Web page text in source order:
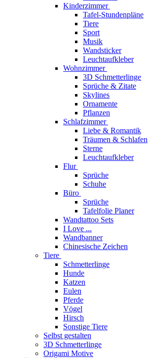
Kinderzimmer
Tafel-Stundenpläne
Tiere
Sport
Musik
Wandsticker
Leuchtaufkleber
Wohnzimmer
3D Schmetterlinge
Sprüche & Zitate
Skylines
Ornamente
Pflanzen
Schlafzimmer
Liebe & Romantik
Träumen & Schlafen
Sterne
Leuchtaufkleber
Flur
Sprüche
Schuhe
Büro
Sprüche
Tafelfolie Planer
Wandtattoo Sets
I Love ...
Wandbanner
Chinesische Zeichen
Tiere
Schmetterlinge
Hunde
Katzen
Eulen
Pferde
Vögel
Hirsch
Sonstige Tiere
Selbst gestalten
3D Schmetterlinge
Origami Motive